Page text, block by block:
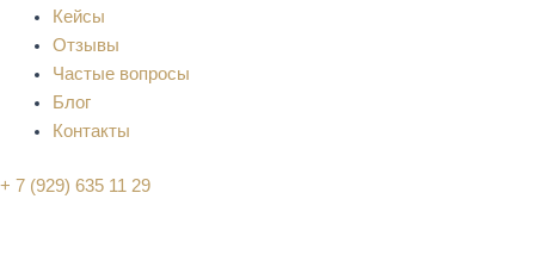
Кейсы
Отзывы
Частые вопросы
Блог
Контакты
+ 7 (929) 635 11 29